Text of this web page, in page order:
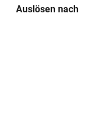
Auslösen nach